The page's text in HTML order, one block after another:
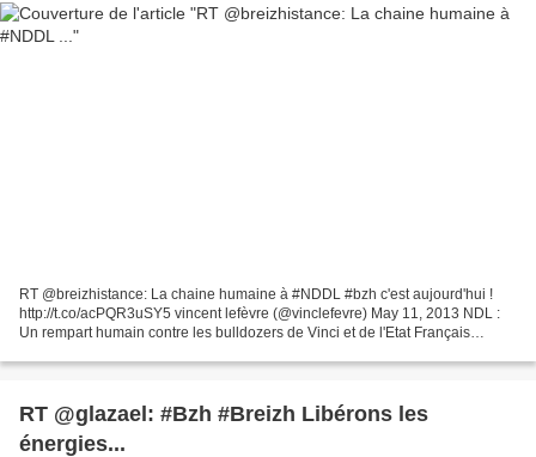
RT @breizhistance: La chaine humaine à #NDDL #bzh c'est aujourd'hui !
http://t.co/acPQR3uSY5 vincent lefèvre (@vinclefevre) May 11, 2013 NDL :
Un rempart humain contre les bulldozers de Vinci et de l'Etat Français
RT @glazael: #Bzh #Breizh Libérons les
énergies...